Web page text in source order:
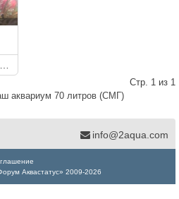
Стр. 1 из 1
аквариум 70 литров (СМГ)
info@2aqua.com
Аквастатус» 2009-2026